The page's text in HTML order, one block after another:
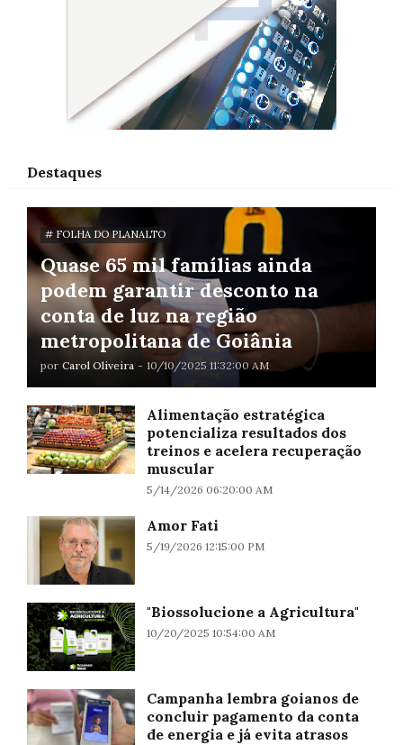
Destaques
# FOLHA DO PLANALTO
Quase 65 mil famílias ainda
podem garantir desconto na
conta de luz na região
metropolitana de Goiânia
por Carol Oliveira - 10/10/2025 11:32:00 AM
Alimentação estratégica
potencializa resultados dos
treinos e acelera recuperação
muscular
5/14/2026 06:20:00 AM
Amor Fati
5/19/2026 12:15:00 PM
"Biossolucione a Agricultura"
10/20/2025 10:54:00 AM
Campanha lembra goianos de
concluir pagamento da conta
de energia e já evita atrasos